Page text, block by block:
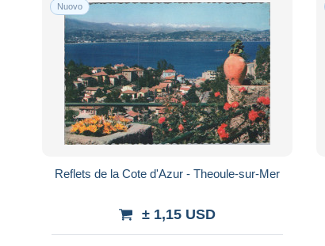
Nuovo
Reflets de la Cote d'Azur - Theoule-sur-Mer
± 1,15 USD